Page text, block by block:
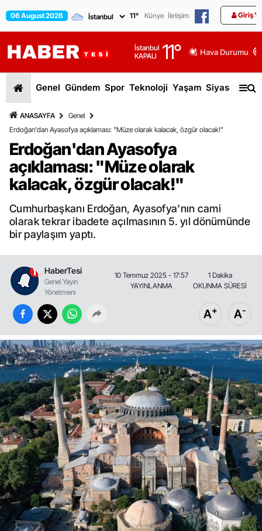
06 August 2026 11° Künye İletişim Giriş
İstanbul
KAPALI
11° Hava Durumu
Genel Gündem Spor Teknoloji Yaşam Siyaset
ANASAYFA
Genel
Erdoğan'dan Ayasofya açıklaması: "Müze olarak kalacak, özgür olacak!"
Erdoğan'dan Ayasofya
açıklaması: "Müze olarak
kalacak, özgür olacak!"
Cumhurbaşkanı Erdoğan, Ayasofya'nın cami
olarak tekrar ibadete açılmasının 5. yıl dönümünde
bir paylaşım yaptı.
HaberTesi
Genel Yayın
Yönetmeni
10 Temmuz 2025 - 17:57
YAYINLANMA
1 Dakika
OKUNMA SÜRESİ
A+ A-